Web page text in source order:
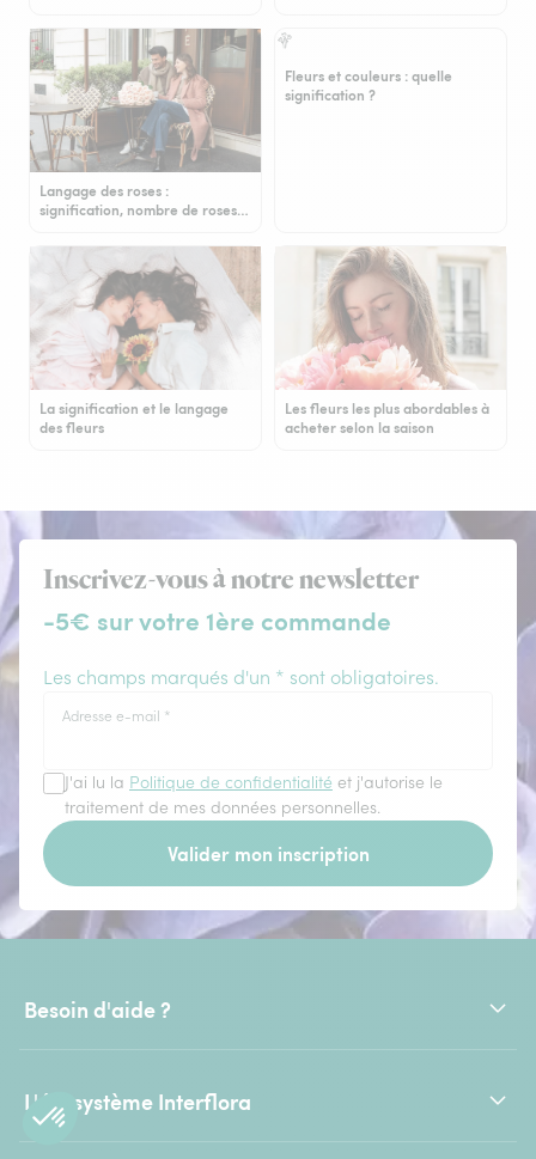
Langage des roses :
signification, nombre de roses…
Fleurs et couleurs : quelle
signification ?
La signification et le langage
des fleurs
Les fleurs les plus abordables à
acheter selon la saison
Inscrivez-vous à notre newsletter
-5€ sur votre 1ère commande
Les champs marqués d'un * sont obligatoires.
Adresse e-mail *
J'ai lu la Politique de confidentialité et j'autorise le
traitement de mes données personnelles.
Valider mon inscription
Besoin d'aide ?
L'écosystème Interflora